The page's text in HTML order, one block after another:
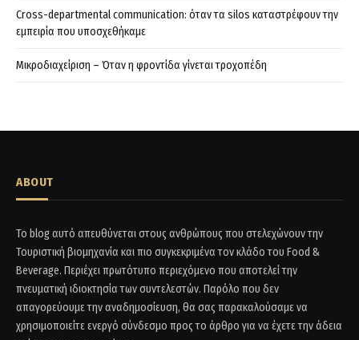
Cross-departmental communication: όταν τα silos καταστρέφουν την
εμπειρία που υποσχεθήκαμε
Μικροδιαχείριση – Όταν η φροντίδα γίνεται τροχοπέδη
ABOUT
Το blog αυτό απευθύνεται στους ανθρώπους που στελεχώνουν την
Τουριστική βιομηχανία και πιο συγκεκριμένα τον κλάδο του Food &
Beverage. Περιέχει πρωτότυπο περιεχόμενο που αποτελεί την
πνευματική ιδιοκτησία των συντελεστών. Παρόλο που δεν
απαγορεύουμε την αναδημοσίευση, θα σας παρακαλούσαμε να
χρησιμοποιείτε ενεργό σύνδεσμο προς το άρθρο για να έχετε την άδεια